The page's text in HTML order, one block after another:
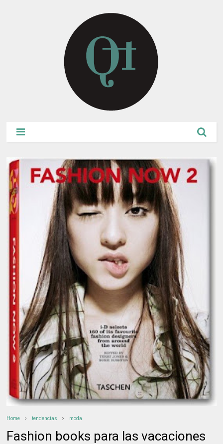
Home tendencias moda
Fashion books para las vacaciones